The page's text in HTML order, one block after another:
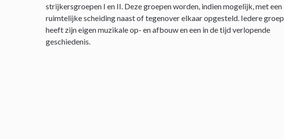
strijkersgroepen I en II. Deze groepen worden, indien mogelijk, met een
ruimtelijke scheiding naast of tegenover elkaar opgesteld. Iedere groep
heeft zijn eigen muzikale op- en afbouw en een in de tijd verlopende
geschiedenis.